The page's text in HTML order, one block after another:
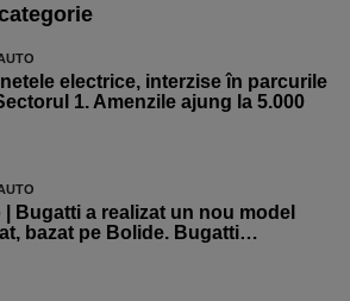
electrice, interzise în parcurile
1. Amenzile ajung la 5.000
| Bugatti a realizat un nou model
bazat pe Bolide. Bugatti…